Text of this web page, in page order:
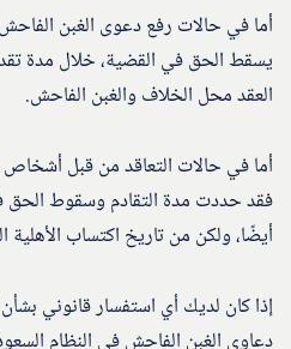
أما في حالات رفع دعوى الغبن
يسقط الحق في القضية، خلال مدة
العقد محل الخلاف والغبن الفاحش.
أما في حالات التعاقد من قبل
فقد حددت مدة التقادم وسقوط الحق
أيضًا، ولكن من تاريخ اكتساب الأهلية
إذا كان لديك أي استفسار قانوني